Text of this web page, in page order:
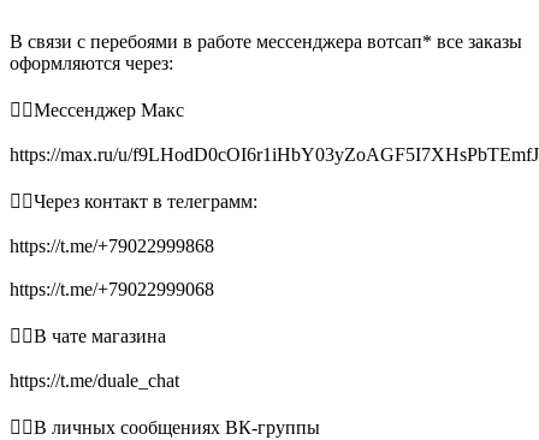
В связи с перебоями в работе мессенджера вотсап* все заказы
оформляются через:
👉🏻Мессенджер Макс
https://max.ru/u/
👉🏻Через контакт в телеграмм:
https://t.me/+79022999868
https://t.me/+79022999068
👉🏻В чате магазина
https://t.me/duale_chat
👉🏻В личных сообщениях ВК-группы